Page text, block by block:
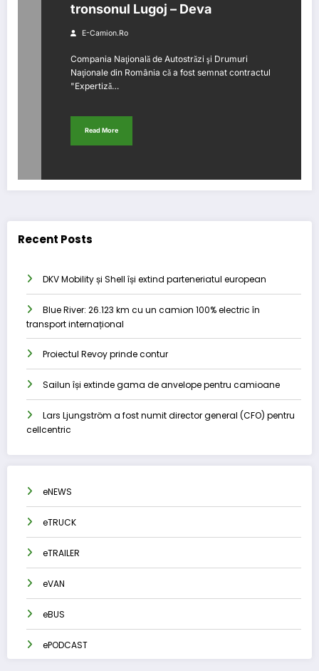
tronsonul Lugoj – Deva
E-Camion.ro
Compania Naţională de Autostrăzi şi Drumuri
Naţionale din România că a fost semnat contractul
"Expertiză…
Read More
Recent Posts
DKV Mobility și Shell își extind parteneriatul european
Blue River: 26.123 km cu un camion 100% electric în
transport internațional
Proiectul Revoy prinde contur
Sailun își extinde gama de anvelope pentru camioane
Lars Ljungström a fost numit director general (CFO) pentru
cellcentric
eNEWS
eTRUCK
eTRAILER
eVAN
eBUS
ePODCAST